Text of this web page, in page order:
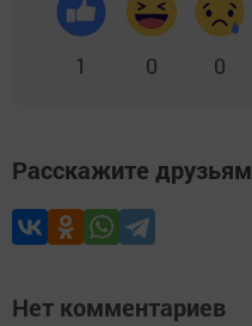
1 0 0
Расскажите друзьям
Нет комментариев